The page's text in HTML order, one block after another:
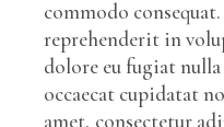
commodo
reprehenderit in
dolore eu fugiat
occaecat cupidatat
amet, consectetur